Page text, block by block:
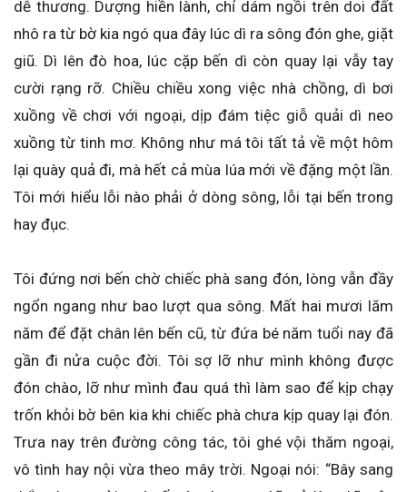
dễ thương. Dượng hiền lành, chỉ dám ngồi trên doi đất
nhô ra từ bờ kia ngó qua đây lúc dì ra sông đón ghe, giặt
giũ. Dì lên đò hoa, lúc cặp bến dì còn quay lại vẫy tay
cười rạng rỡ. Chiều chiều xong việc nhà chồng, dì bơi
xuồng về chơi với ngoại, dịp đám tiệc giỗ quải dì neo
xuồng từ tinh mơ. Không như má tôi tất tả về một hôm
lại quày quả đi, mà hết cả mùa lúa mới về đặng một lần.
Tôi mới hiểu lỗi nào phải ở dòng sông, lỗi tại bến trong
hay đục.
Tôi đứng nơi bến chờ chiếc phà sang đón, lòng vẫn đầy
ngổn ngang như bao lượt qua sông. Mất hai mươi lăm
năm để đặt chân lên bến cũ, từ đứa bé năm tuổi nay đã
gần đi nửa cuộc đời. Tôi sợ lỡ như mình không được
đón chào, lỡ như mình đau quá thì làm sao để kịp chạy
trốn khỏi bờ bên kia khi chiếc phà chưa kịp quay lại đón.
Trưa nay trên đường công tác, tôi ghé vội thăm ngoại,
vô tình hay nội vừa theo mây trời. Ngoại nói: “Bây sang